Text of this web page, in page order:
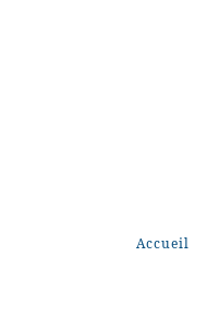
Accueil